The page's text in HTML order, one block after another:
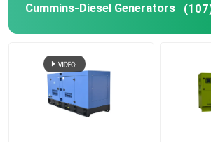
Isuzu Diesel Generators
Cummins-Diesel Generators